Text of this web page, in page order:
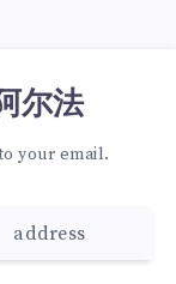
阿尔法
your email.